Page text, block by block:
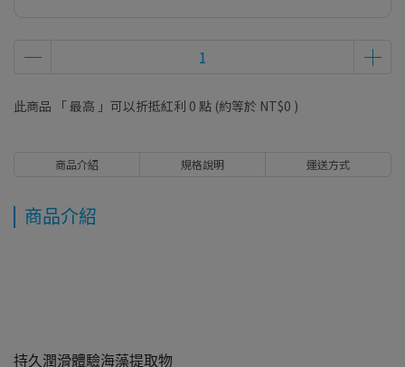
此商品 「 最高 」可以折抵紅利 0 點 (約等於 NT$0 )
商品介紹 規格說明 運送方式
商品介紹
持久潤滑體驗海藻提取物